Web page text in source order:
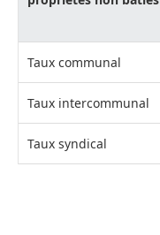
Taux communal
Taux intercommunal
Taux syndical